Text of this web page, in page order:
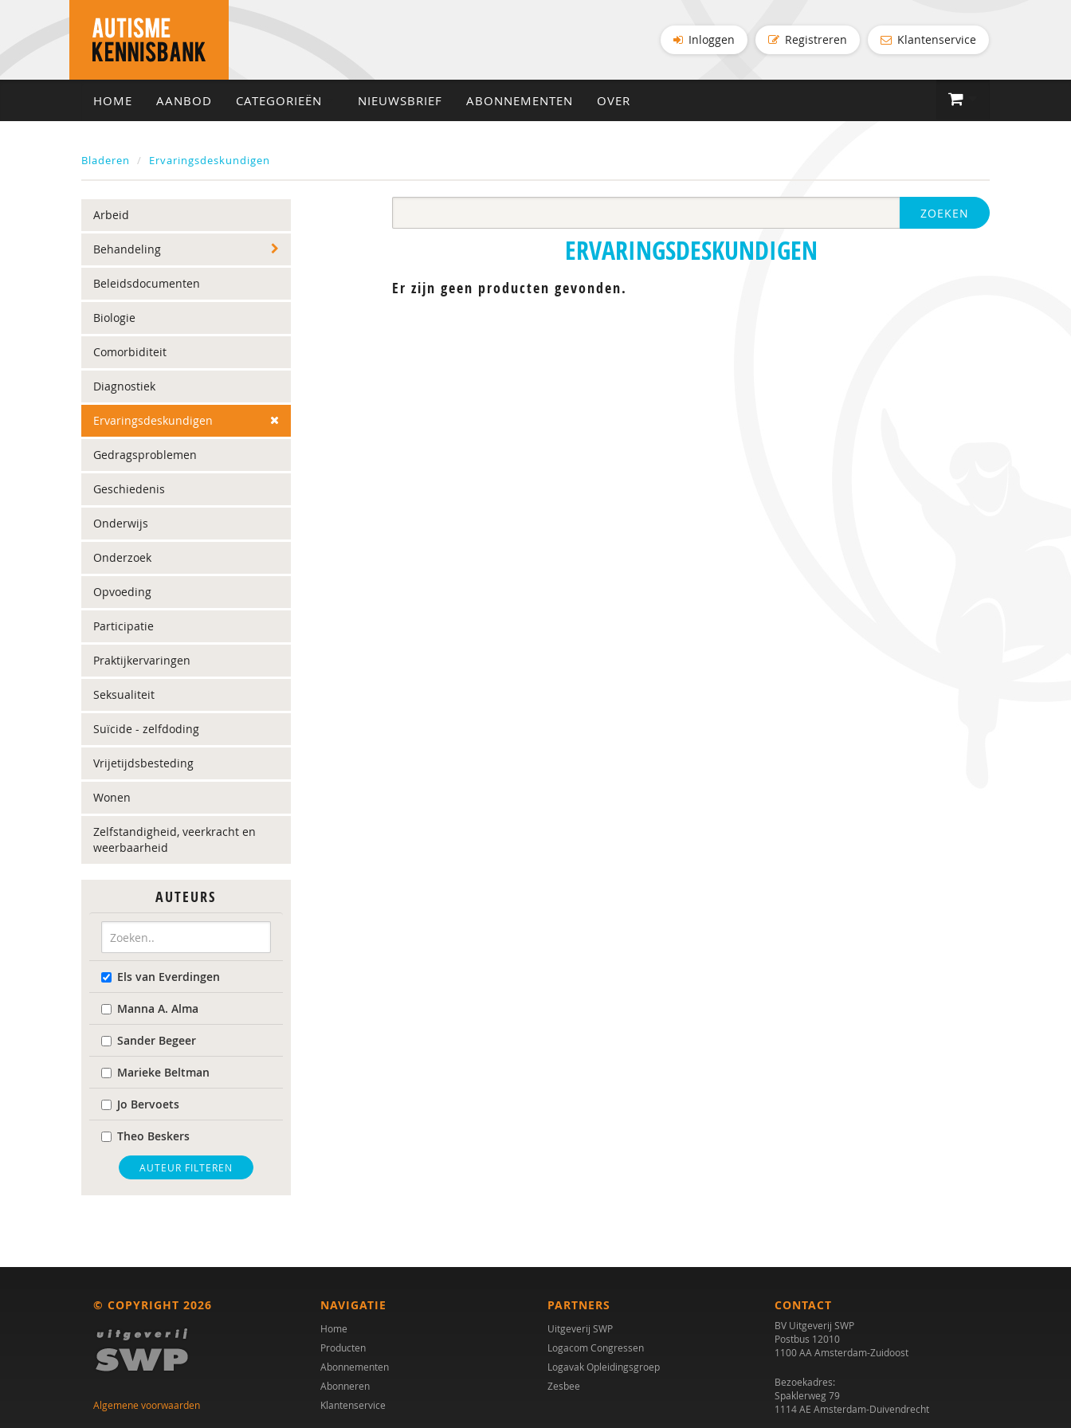
Inloggen Registreren Klantenservice
HOME AANBOD CATEGORIEËN NIEUWSBRIEF ABONNEMENTEN OVER
Bladeren Ervaringsdeskundigen
Arbeid
Behandeling
Beleidsdocumenten
Biologie
Comorbiditeit
Diagnostiek
Ervaringsdeskundigen
Gedragsproblemen
Geschiedenis
Onderwijs
Onderzoek
Opvoeding
Participatie
Praktijkervaringen
Seksualiteit
Suïcide - zelfdoding
Vrijetijdsbesteding
Wonen
Zelfstandigheid, veerkracht en
weerbaarheid
AUTEURS
Els van Everdingen
Manna A. Alma
Sander Begeer
Marieke Beltman
Jo Bervoets
Theo Beskers
Paul Blankert
Dienke Boertien
Denny Borsboom
Jan Buitelaar
Mieke Cardol
AUTEUR FILTEREN
ZOEKEN
ERVARINGSDESKUNDIGEN
Er zijn geen producten gevonden.
© COPYRIGHT 2026
Algemene voorwaarden
NAVIGATIE
Home
Producten
Abonnementen
Abonneren
Klantenservice
PARTNERS
Uitgeverij SWP
Logacom Congressen
Logavak Opleidingsgroep
Zesbee
CONTACT
BV Uitgeverij SWP
Postbus 12010
1100 AA Amsterdam-Zuidoost
Bezoekadres:
Spaklerweg 79
1114 AE Amsterdam-Duivendrecht